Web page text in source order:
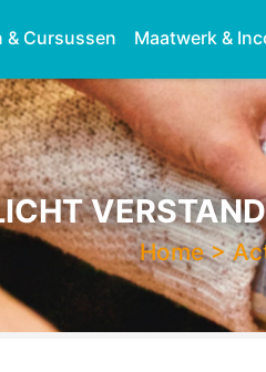
& Cursussen Maatwerk &
Home>